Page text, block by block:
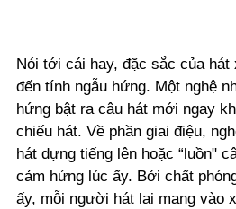
Nói tới cái hay, đặc sắc của
đến tính ngẫu hứng. Một nghệ
hứng bật ra câu hát mới ngay
chiếu hát. Về phần giai điệu,
hát dựng tiếng lên hoặc “luồn"
cảm hứng lúc ấy. Bởi chất
ấy, mỗi người hát lại mang vào